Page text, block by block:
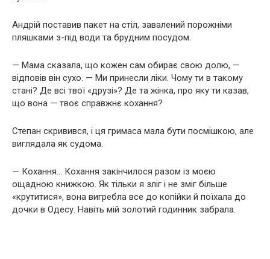
Андрій поставив пакет на стіл, завалений порожніми
пляшками з-під води та брудним посудом.
— Мама сказала, що кожен сам обирає свою долю, —
відповів він сухо. — Ми принесли ліки. Чому ти в такому
стані? Де всі твої «друзі»? Де та жінка, про яку ти казав,
що вона — твоє справжнє кохання?
Степан скривився, і ця гримаса мала бути посмішкою, але
виглядала як судома.
— Кохання… Кохання закінчилося разом із моєю
ощадною книжкою. Як тільки я зліг і не зміг більше
«крутитися», вона вигребла все до копійки й поїхала до
дочки в Одесу. Навіть мій золотий годинник забрала.